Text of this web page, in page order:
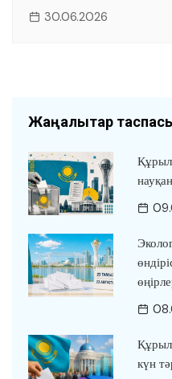
30.06.2026
Жаңалықтар
күн